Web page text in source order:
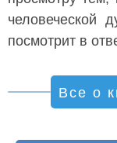
человеческой
посмотрит в
Все о